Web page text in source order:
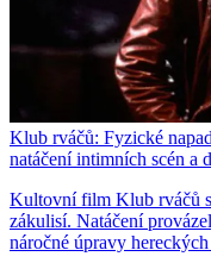
Klub rváčů: Fyzické
natáčení intimních scén a
Kultovní film Klub rváčů
zákulisí. Natáčení
náročné úpravy